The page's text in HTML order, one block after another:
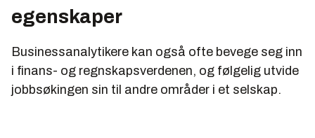
egenskaper
Businessanalytikere kan også ofte bevege seg inn
i finans- og regnskapsverdenen, og følgelig utvide
jobbsøkingen sin til andre områder i et selskap.